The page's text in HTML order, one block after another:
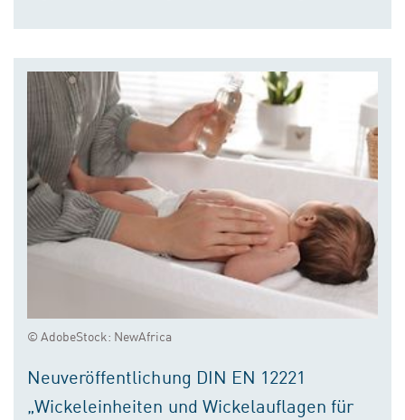
© AdobeStock: NewAfrica
Neuveröffentlichung DIN EN 12221
„Wickeleinheiten und Wickelauflagen für